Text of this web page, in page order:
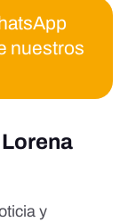
nuestros
y